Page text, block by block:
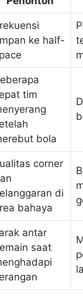
ke half-
tim
bola
corner
di
bahaya
antar
saat